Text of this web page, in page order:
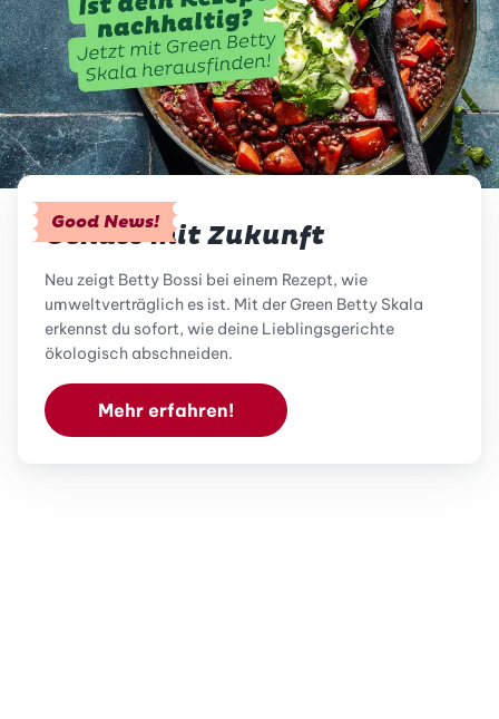
Good News!
Genuss mit Zukunft
Neu zeigt Betty Bossi bei einem Rezept, wie
umweltverträglich es ist. Mit der Green Betty Skala
erkennst du sofort, wie deine Lieblingsgerichte
ökologisch abschneiden.
Mehr erfahren!